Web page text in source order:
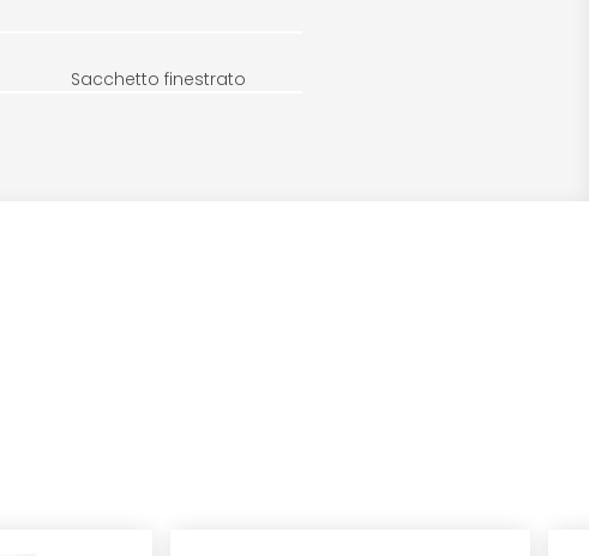
Sacchetto finestrato